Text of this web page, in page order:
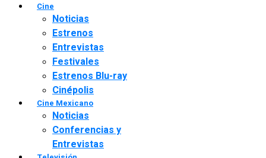
Cine
Noticias
Estrenos
Entrevistas
Festivales
Estrenos Blu-ray
Cinépolis
Cine Mexicano
Noticias
Conferencias y
Entrevistas